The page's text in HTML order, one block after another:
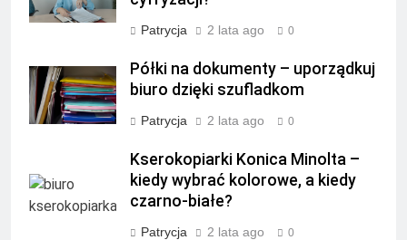
Patrycja 2 lata ago 0
Półki na dokumenty – uporządkuj
biuro dzięki szufladkom
Patrycja 2 lata ago 0
Kserokopiarki Konica Minolta –
kiedy wybrać kolorowe, a kiedy
czarno-białe?
Patrycja 2 lata ago 0